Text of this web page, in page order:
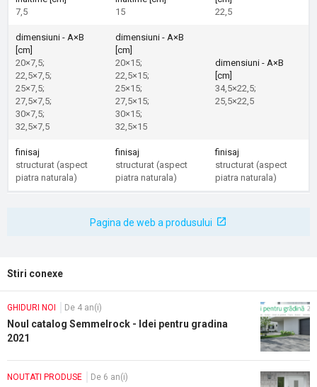
7,5
15
22,5
dimensiuni - A×B
[cm]
20×7,5;
22,5×7,5;
25×7,5;
27,5×7,5;
30×7,5;
32,5×7,5
dimensiuni - A×B
[cm]
20×15;
22,5×15;
25×15;
27,5×15;
30×15;
32,5×15
dimensiuni - A×B
[cm]
34,5×22,5;
25,5×22,5
finisaj
structurat (aspect
piatra naturala)
finisaj
structurat (aspect
piatra naturala)
finisaj
structurat (aspect
piatra naturala)
Pagina de web a produsului
Stiri conexe
GHIDURI NOI De 4 an(i)
Noul catalog Semmelrock - Idei pentru gradina
2021
NOUTATI PRODUSE De 6 an(i)